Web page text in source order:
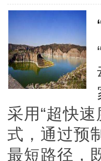
采用“超快
式，通过预
最短路径，